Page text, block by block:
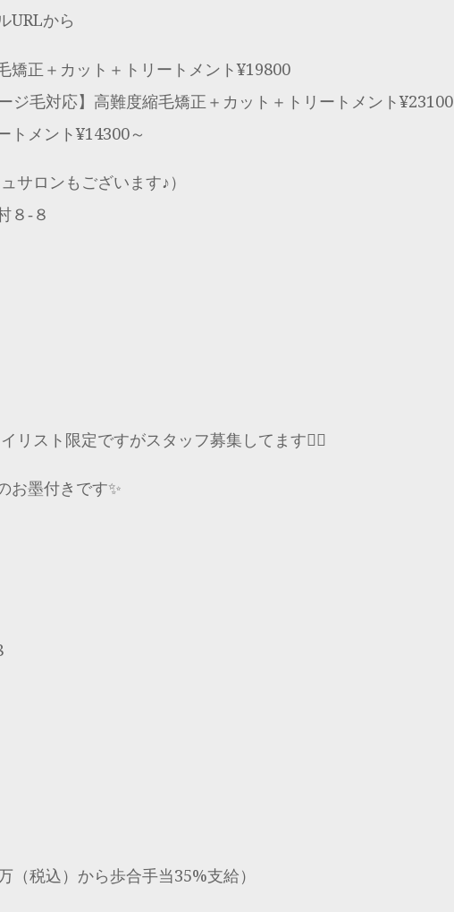
URLから
矯正＋カット＋トリートメント¥19800
ジ毛対応】高難度縮毛矯正＋カット＋トリートメント¥23100
トメント¥14300～
サロンもございます♪）
８‐８
リスト限定ですがスタッフ募集してます🙇‍♂️
お墨付きです✨
（税込）から歩合手当35%支給）